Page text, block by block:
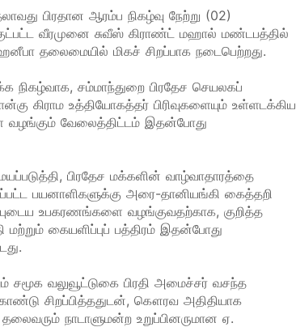
பிரதான ஆரம்ப நிகழ்வு நேற்று (02)
வீரமுனை சுவீஸ் கிராண்ட் மஹால் மண்டபத்தில்
தலைமையில் மிகச் சிறப்பாக நடைபெற்றது.
சம்மாந்துறை பிரதேச செயலகப்
கிராம உத்தியோகத்தர் பிரிவுகளையும் உள்ளடக்கிய
வழங்கும் வேலைத்திட்டம் இதன்போது
பிரதேச மக்களின் வாழ்வாதாரத்தை
பயனாளிகளுக்கு அரை-தானியங்கி கைத்தறி
உபகரணங்களை வழங்குவதற்காக, குறித்த
கையளிப்புப் பத்திரம் இதன்போது
சமூக வலுவூட்டுகை பிரதி அமைச்சர் வசந்த
சிறப்பித்ததுடன், கௌரவ அதிதியாக
நாடாளுமன்ற உறுப்பினருமான ஏ.